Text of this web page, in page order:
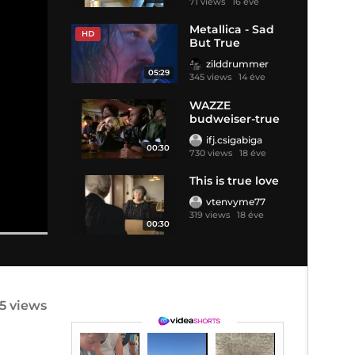
HD
05:29
Metallica - Sad
But True
zilddrummer
345 views 14 éve
00:30
WAZZE
budweiser-true
ifj.csigabiga
730 views 18 éve
00:30
This is true love
vtenvyme77
319 views 18 éve
views